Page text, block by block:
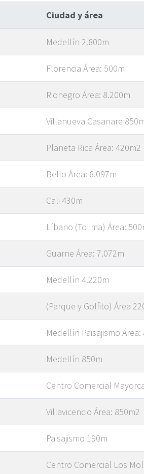
Ciudad y área
Medellín 2.800m
Florencia Área: 500m
Rionegro Área: 8.200m
Villanueva Casanare
Planeta Rica Área: 420m2
Bello Área: 8.097m
Cali 430m
Líbano (Tolima) Área:
Guarne Área: 7.072m
Medellín 4.220m
(Parque y Golfito) Área
Medellín Paisajismo Área:
Medellín 850m
Centro Comercial
Villavicencio Área: 850m2
Paisajismo 190m
Centro Comercial Los